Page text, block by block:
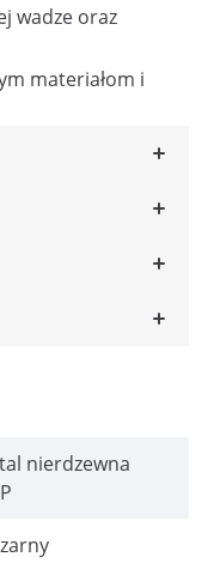
wadze oraz
materiałom i
nierdzewna